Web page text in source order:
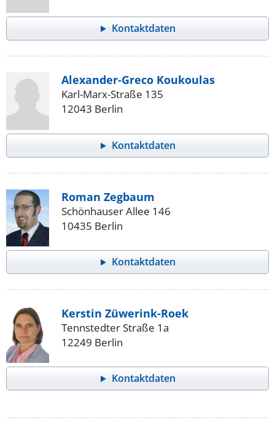
Kontaktdaten
Alexander-Greco Koukoulas
Karl-Marx-Straße 135
12043 Berlin
Kontaktdaten
Roman Zegbaum
Schönhauser Allee 146
10435 Berlin
Kontaktdaten
Kerstin Züwerink-Roek
Tennstedter Straße 1a
12249 Berlin
Kontaktdaten